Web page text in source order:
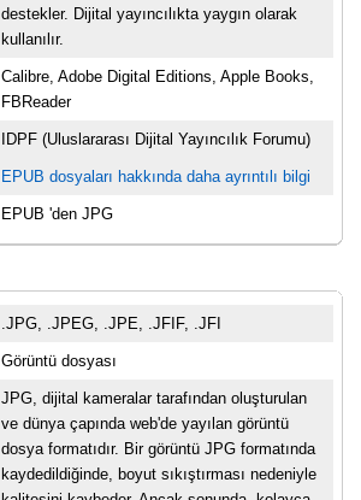
destekler. Dijital yayıncılıkta yaygın olarak
kullanılır.
Calibre, Adobe Digital Editions, Apple Books,
FBReader
IDPF (Uluslararası Dijital Yayıncılık Forumu)
EPUB dosyaları hakkında daha ayrıntılı bilgi
EPUB 'den JPG
.JPG, .JPEG, .JPE, .JFIF, .JFI
Görüntü dosyası
JPG, dijital kameralar tarafından oluşturulan
ve dünya çapında web'de yayılan görüntü
dosya formatıdır. Bir görüntü JPG formatında
kaydedildiğinde, boyut sıkıştırması nedeniyle